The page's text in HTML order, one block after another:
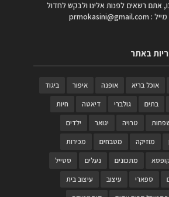
אתם רשאים לפנות אלינו ולבקש לחדול
:
prmokasini@gmail.com
באתר
אוכל בריא אופנה איפור
ביגוד
בתים גולברי דיאטה
חיות
טרויה יגואר
ילדים
מוזיקה מטבחים
מכירות
מתכונים נעלים
סטייל
ספארי עיצוב
עיצוב בית